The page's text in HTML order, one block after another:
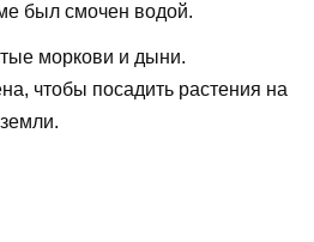
был смочен водой.
моркови и дыни.
чтобы посадить растения на